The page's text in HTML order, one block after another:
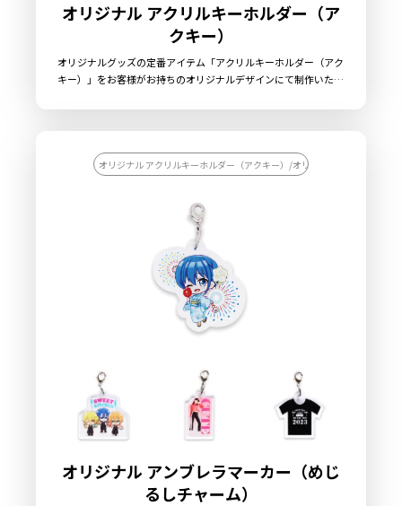
オリジナル アクリルキーホルダー（ア
クキー）
オリジナルグッズの定番アイテム「アクリルキーホルダー（アク
キー）」をお客様がお持ちのオリジナルデザインにて制作いたし
質アクリル素材を採用しています。美麗なフルカラー印刷を施し
ができます。キーホルダーパーツもデフォルトで「ボールチェー
り揃えておりますので、お客様にはデザインをご入稿いただくだ
けでオリジナル商品として販売していただくことができます。国
内生産で小ロットからの製作も承っておりますので、お気軽にご
オリジナル アクリルキーホルダー（アクキー）/オリジナル アクリル雑
オリジナル アンブレラマーカー（めじ
るしチャーム）